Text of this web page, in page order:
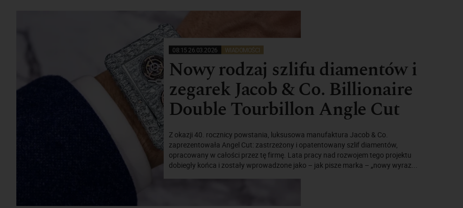
08:15 26.03.2026 WIADOMOŚCI
Nowy rodzaj szlifu diamentów i
zegarek Jacob & Co. Billionaire
Double Tourbillon Angle Cut
Z okazji 40. rocznicy powstania, luksusowa manufaktura Jacob & Co.
zaprezentowała Angel Cut: zastrzeżony i opatentowany szlif diamentów,
opracowany w całości przez tę firmę. Lata pracy nad rozwojem tego projektu
dobiegły końca i zostały wprowadzone jako – jak pisze marka – „nowy wyraz...